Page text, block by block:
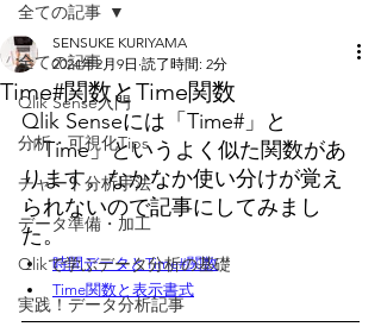
全ての記事
Qlik Sense入門
分析・可視化Tips
チャート分析手法
データ準備・加工
Qlikで学ぶデータ分析の基礎
実践！データ分析記事
全ての記事
Time#関数とTime関数
SENSUKE KURIYAMA
2024年2月9日 読了時間: 2分
Qlik Senseには「Time#」と
「Time」というよく似た関数があ
ります。なかなか使い分けが覚え
られないので記事にしてみまし
た。
時間データとTime#関数
Time関数と表示書式